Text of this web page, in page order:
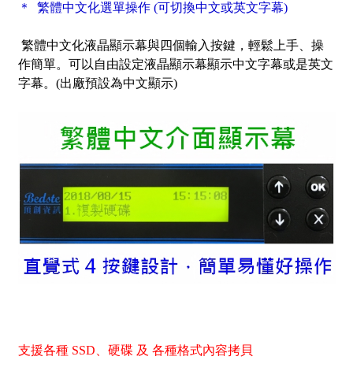
＊ 繁體中文化選單操作 (可切換中文或英文字幕)
繁體中文化液晶顯示幕與四個輸入按鍵，輕鬆上手、操
作簡單。可以自由設定液晶顯示幕顯示中文字幕或是英文
字幕。(出廠預設為中文顯示)
支援各種 SSD、硬碟 及 各種格式內容拷貝